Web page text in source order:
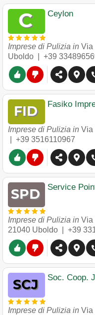
Ceylon
Imprese di Pulizia in Via
Uboldo
+39
Fasiko
Imprese di Pulizia in Via
+39 3516110967
Service
Imprese di Pulizia in Via
21040 Uboldo +39
Soc. Coop.
Imprese di Pulizia in Via